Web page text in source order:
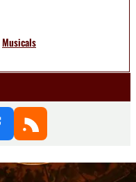
Musicals